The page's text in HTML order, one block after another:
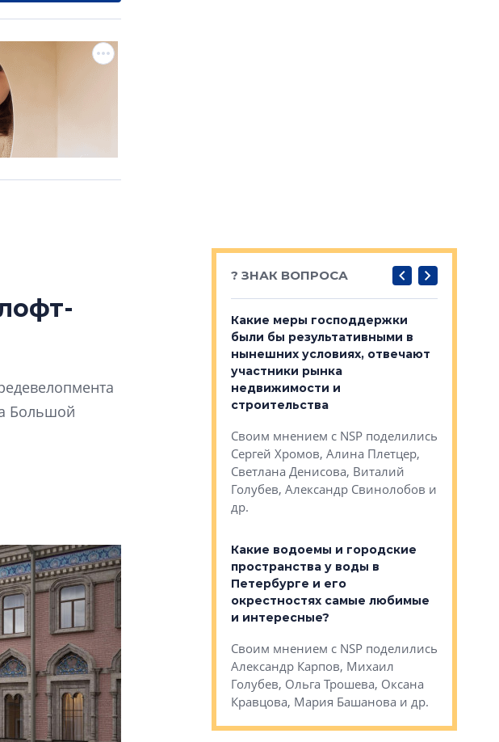
Большой
? ЗНАК ВОПРОСА
Разрыв цен между первичкой и
Разрыв цен между первичкой и
вторичкой: что это значит для
рынка? Своим мнением об этом
специальности и компетенции
в сфере девелопмента и
строительства?
Своим мнением с NSP поделились
Валентина Калинина, Анжелика
Альшаева, Александр
Свинолобов, Александр Кравцов,
Кирилл Кудинов и др.
Какие меры господдержки
были бы результативными в
нынешних условиях, отвечают
участники рынка
недвижимости и
строительства
Своим мнением с NSP поделились
Сергей Хромов, Алина Плетцер,
Светлана Денисова, Виталий
Голубев, Александр Свинолобов и
др.
Какие водоемы и городские
пространства у воды в
Петербурге и его
окрестностях самые любимые
и интересные?
Своим мнением с NSP поделились
Александр Карпов, Михаил
Голубев, Ольга Трошева, Оксана
Кравцова, Мария Башанова и др.